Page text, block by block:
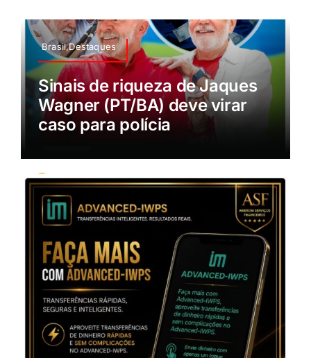
Brasil,Destaques
Sinais de riqueza de Jaques
Wagner (PT/BA) deve virar
caso para polícia